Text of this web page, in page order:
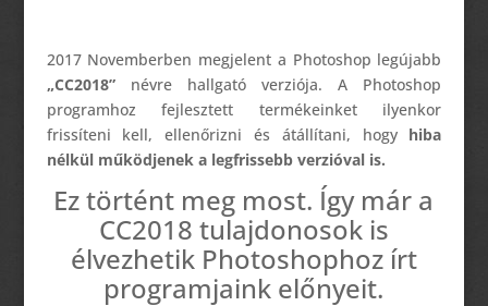
2017 Novemberben megjelent a Photoshop legújabb
„CC2018”névre hallgató verziója. A Photoshop
programhoz fejlesztett termékeinket ilyenkor
frissíteni kell, ellenőrizni és átállítani, hogy hiba
nélkül működjenek a legfrissebb verzióval is.
Ez történt meg most. Így már a
CC2018 tulajdonosok is
élvezhetik Photoshophoz írt
programjaink előnyeit.